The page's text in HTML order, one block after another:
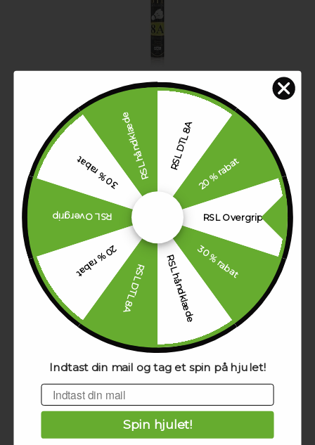
RSL DTL 8A
Hastighed:77, 78
RSL Classic
Hastighed:76, 77, 78, 79
399,00 DKK
RSL DTL 8A
20 % rabat
RSL Overgrip
30 % rabat
RSL håndklæde
RSL DTL 8A
20 % rabat
RSL Overgrip
30 % rabatRSL håndklæde
Indtast din mail og tag et spin på hjulet!
Email
Spin hjulet!